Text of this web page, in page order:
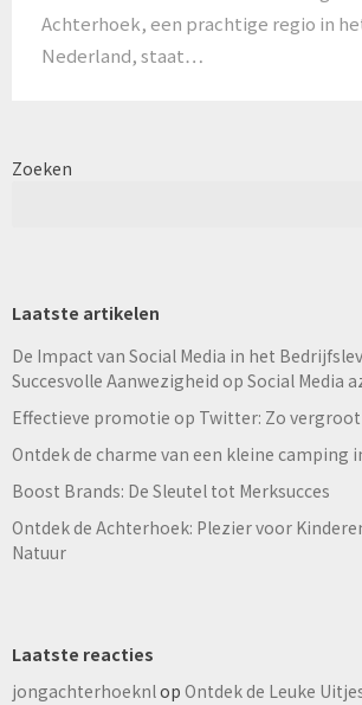
Achterhoek, een prachtige regio in
Nederland, staat…
Zoeken
Laatste artikelen
De Impact van Social Media in het
Succesvolle Aanwezigheid op Social Media
Effectieve promotie op Twitter: Zo
Ontdek de charme van een kleine camping
Boost Brands: De Sleutel tot Merksucces
Ontdek de Achterhoek: Plezier voor
Natuur
Laatste reacties
jongachterhoeknlop Ontdek de Leuke